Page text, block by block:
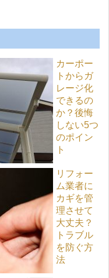
カーポー
トからガ
レージ化
できるの
か？後悔
しない5つ
のポイン
ト
リフォー
ム業者に
カギを管
理させて
大丈夫？
トラブル
を防ぐ方
法